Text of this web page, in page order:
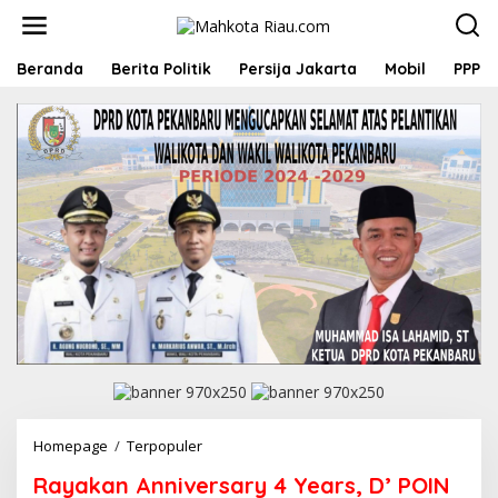
Beranda Berita Politik Persija Jakarta Mobil PPP
Homepage / Terpopuler
y
Rayakan Anniversary 4 Years, D’ POIN